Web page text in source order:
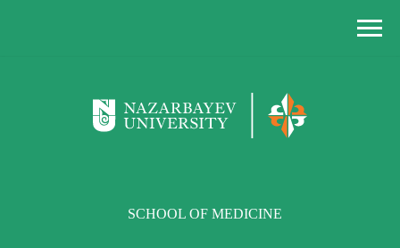
SCHOOL OF MEDICINE